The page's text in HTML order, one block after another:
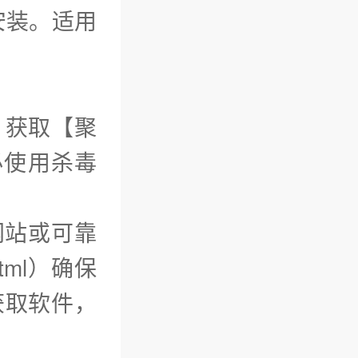
。适用
取【聚
用杀毒
或可靠
）确保
软件，